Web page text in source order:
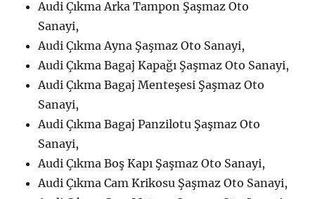
Audi Çıkma Arka Tampon Şaşmaz Oto
Sanayi,
Audi Çıkma Ayna Şaşmaz Oto Sanayi,
Audi Çıkma Bagaj Kapağı Şaşmaz Oto Sanayi,
Audi Çıkma Bagaj Menteşesi Şaşmaz Oto
Sanayi,
Audi Çıkma Bagaj Panzilotu Şaşmaz Oto
Sanayi,
Audi Çıkma Boş Kapı Şaşmaz Oto Sanayi,
Audi Çıkma Cam Krikosu Şaşmaz Oto Sanayi,